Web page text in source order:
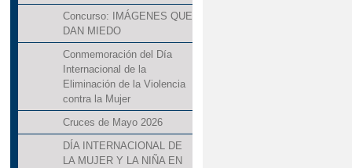
Concurso: IMÁGENES QUE
DAN MIEDO
Conmemoración del Día
Internacional de la
Eliminación de la Violencia
contra la Mujer
Cruces de Mayo 2026
DÍA INTERNACIONAL DE
LA MUJER Y LA NIÑA EN